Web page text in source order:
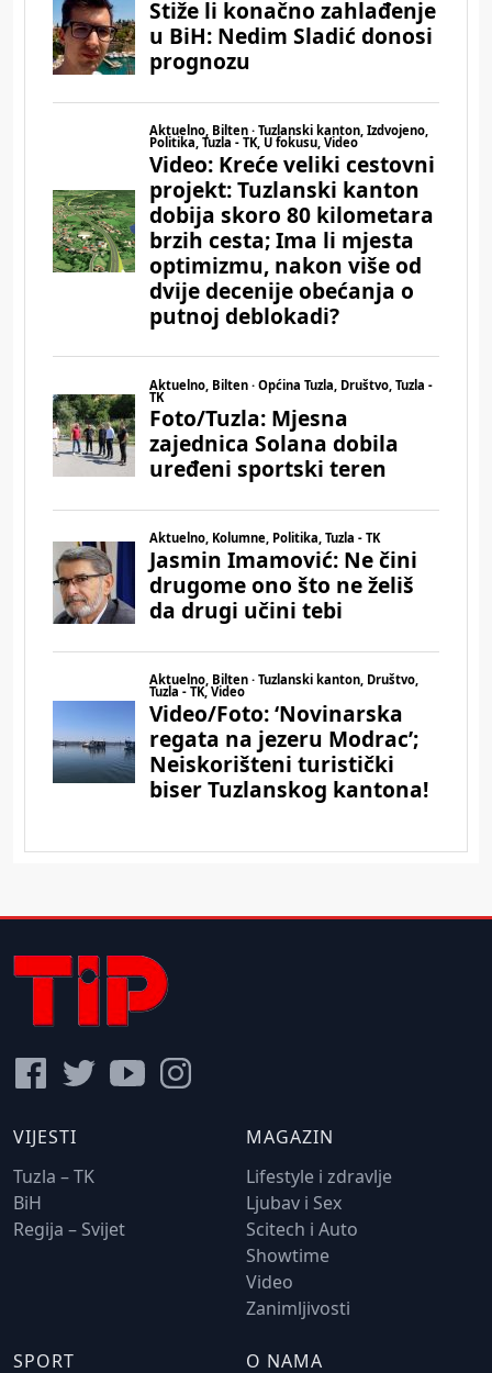
VIJESTI
Tuzla – TK
BiH
Regija – Svijet
MAGAZIN
Lifestyle i zdravlje
Ljubav i Sex
Scitech i Auto
Showtime
Video
Zanimljivosti
SPORT O NAMA